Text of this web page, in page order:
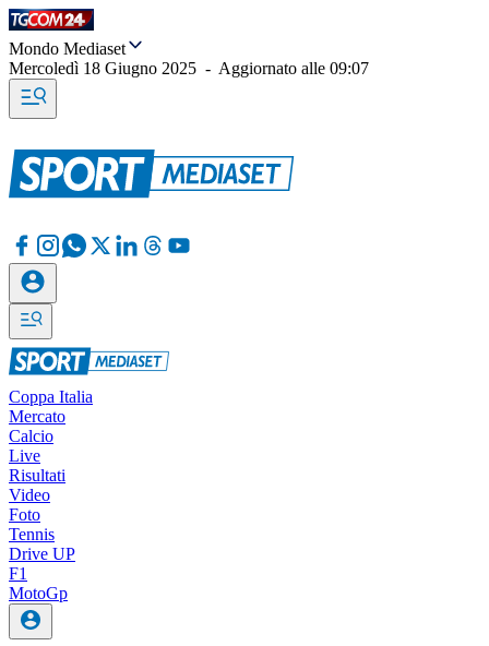
Mondo Mediaset
Mercoledì 18 Giugno 2025 - Aggiornato alle 09:07
Coppa Italia
Mercato
Calcio
Live
Risultati
Video
Foto
Tennis
Drive UP
F1
MotoGp